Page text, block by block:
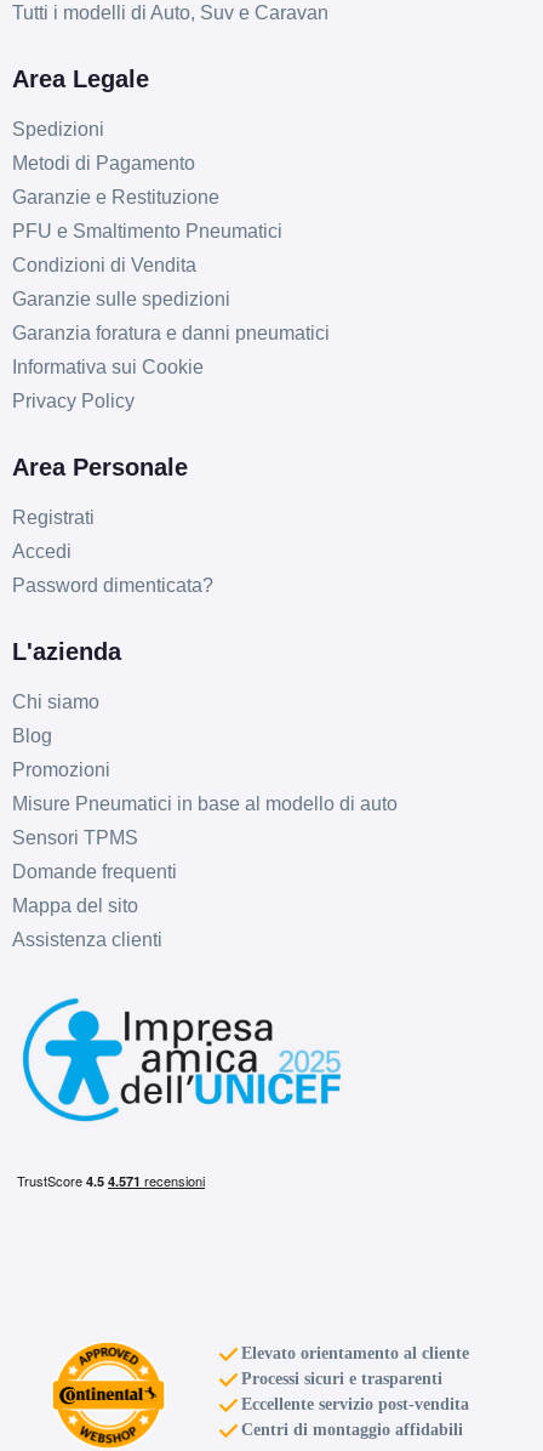
Tutti i modelli di Auto, Suv e Caravan
Area Legale
Spedizioni
Metodi di Pagamento
Garanzie e Restituzione
PFU e Smaltimento Pneumatici
Condizioni di Vendita
Garanzie sulle spedizioni
Garanzia foratura e danni pneumatici
Informativa sui Cookie
Privacy Policy
Area Personale
Registrati
Accedi
Password dimenticata?
L'azienda
Chi siamo
Blog
Promozioni
Misure Pneumatici in base al modello di auto
Sensori TPMS
Domande frequenti
Mappa del sito
Assistenza clienti
Elevato orientamento al cliente
Processi sicuri e trasparenti
Eccellente servizio post-vendita
Centri di montaggio affidabili